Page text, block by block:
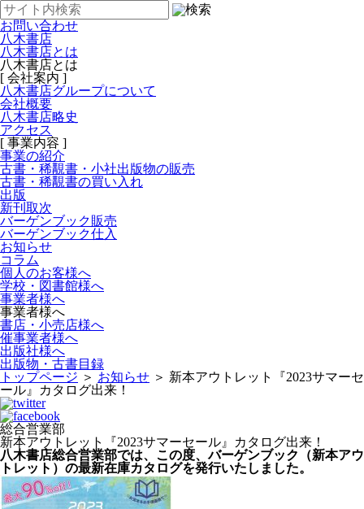
お問い合わせ
八木書店
八木書店とは
八木書店とは
[ 会社案内 ]
八木書店グループについて
会社概要
八木書店略史
アクセス
[ 事業内容 ]
事業の紹介
古書・稀覯書・小社出版物の販売
古書・稀覯書の買い入れ
出版
新刊取次
バーゲンブック販売
バーゲンブック仕入
お知らせ
コラム
個人のお客様へ
学校・図書館様へ
事業者様へ
事業者様へ
書店・小売店様へ
催事業者様へ
出版社様へ
出版物・古書目録
トップページ ＞ お知らせ ＞ 新本アウトレット『2023サマーセ
ール』カタログ出来！
総合営業部
新本アウトレット『2023サマーセール』カタログ出来！
八木書店総合営業部では、この度、バーゲンブック（新本アウ
トレット）の最新在庫カタログを発行いたしました。